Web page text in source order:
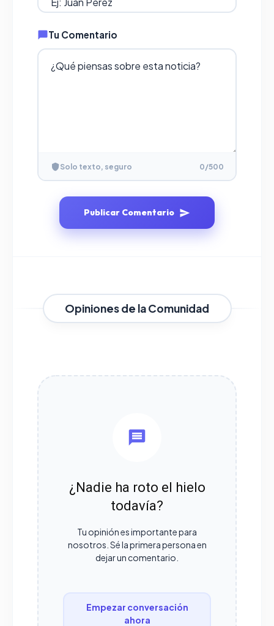
Tu Comentario
Solo texto, seguro 0/500
Publicar Comentario
Opiniones de la Comunidad
¿Nadie ha roto el hielo
todavía?
Tu opinión es importante para
nosotros. Sé la primera persona en
dejar un comentario.
Empezar conversación
ahora